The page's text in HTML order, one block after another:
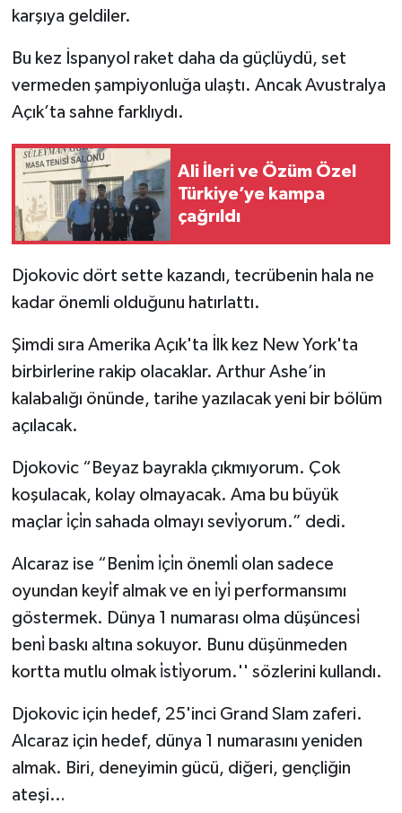
karşıya geldiler.
Bu kez İspanyol raket daha da güçlüydü, set
vermeden şampiyonluğa ulaştı. Ancak Avustralya
Açık’ta sahne farklıydı.
Ali İleri ve Özüm Özel
Türkiye’ye kampa
çağrıldı
Djokovic dört sette kazandı, tecrübenin hala ne
kadar önemli olduğunu hatırlattı.
Şimdi sıra Amerika Açık'ta İlk kez New York'ta
birbirlerine rakip olacaklar. Arthur Ashe’in
kalabalığı önünde, tarihe yazılacak yeni bir bölüm
açılacak.
Djokovic “Beyaz bayrakla çıkmıyorum. Çok
koşulacak, kolay olmayacak. Ama bu büyük
maçlar i̇çi̇n sahada olmayı sevi̇yorum.” dedi.
Alcaraz ise “Beni̇m i̇çi̇n önemli̇ olan sadece
oyundan keyi̇f almak ve en i̇yi̇ performansımı
göstermek. Dünya 1 numarası olma düşüncesi̇
beni̇ baskı altına sokuyor. Bunu düşünmeden
kortta mutlu olmak i̇sti̇yorum.'' sözlerini kullandı.
Djokovic için hedef, 25'inci Grand Slam zaferi.
Alcaraz için hedef, dünya 1 numarasını yeniden
almak. Biri, deneyimin gücü, diğeri, gençliğin
ateşi…